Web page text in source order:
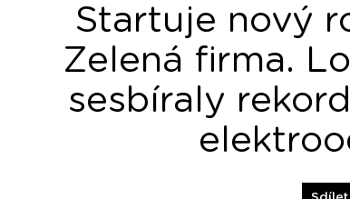
Startuje nový
Zelená firma.
sesbíraly